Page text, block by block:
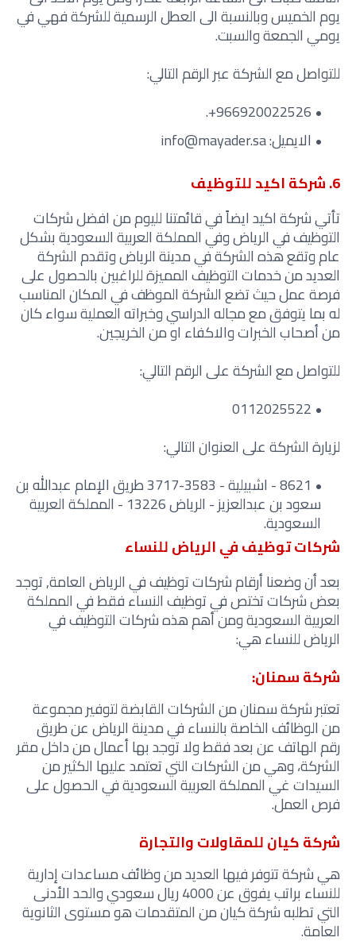
يوم الخميس وبالنسبة الى العطل الرسمية للشركة فهي في
يومي الجمعة والسبت.
للتواصل مع الشركة عبر الرقم التالي:
966920022526+‏.‬
الايميل: info@mayader.sa
6. شركة اكيد للتوظيف
تأتي شركة اكيد ايضاً في قائمتنا لليوم من افضل شركات
التوظيف في الرياض وفي المملكة العربية السعودية بشكل
عام وتقع هذه الشركة في مدينة الرياض وتقدم الشركة
العديد من خدمات التوظيف المميزة للراغبين بالحصول على
فرصة عمل حيث تضع الشركة الموظف في المكان المناسب
له بما يتوفق مع مجاله الدراسي وخبراته العملية سواء كان
من أصحاب الخبرات والاكفاء او من الخريجين.
للتواصل مع الشركة على الرقم التالي:
0112025522
لزيارة الشركة على العنوان التالي:
8621 - اشبيلية - 3583-3717 طريق الإمام عبدالله بن
سعود بن عبدالعزيز - الرياض 13226 - المملكة العربية
السعودية.
شركات توظيف في الرياض للنساء
بعد أن وضعنا أرقام شركات توظيف في الرياض العامة, توجد
بعض شركات تختص في توظيف النساء فقط في المملكة
العربية السعودية ومن أهم هذه شركاتالتوظيف في
الرياض للنساء هي:
شركة سمنان:
تعتبر شركة سمنان من الشركات القابضة لتوفير مجموعة
من الوظائف الخاصة بالنساء في مدينة الرياض عن طريق
رقم الهاتف عن بعد فقط ولا توجد بها أعمال من داخل مقر
الشركة، وهي من الشركات التي تعتمد عليها الكثير من
السيدات غي المملكة العربية السعودية في الحصول على
فرص العمل.
شركة كيان للمقاولات والتجارة
هي شركة تتوفر فيها العديد من وظائف مساعدات إدارية
للنساء براتب يفوق عن 4000 ريال سعودي والحد الأدنى
التي تطلبه شركة كيان من المتقدمات هو مستوى الثانوية
العامة.